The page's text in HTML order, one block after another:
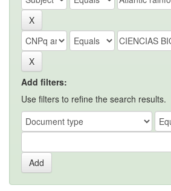
Add filters:
Use filters to refine the search results.